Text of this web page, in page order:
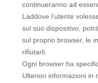
continueranno ad
Laddove l’utente
sul suo dispositivo,
sul proprio browser, le
rifiutarli.
Ogni browser ha
Ulteriori informazioni in